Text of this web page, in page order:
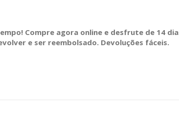
Compre agora online e desfrute de 14
e ser reembolsado. Devoluções fáceis.